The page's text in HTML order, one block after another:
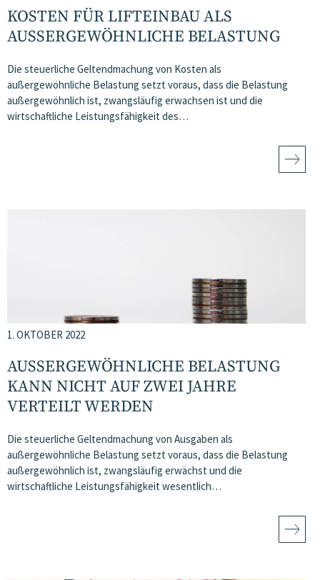
KOSTEN FÜR LIFTEINBAU ALS
AUSSERGEWÖHNLICHE BELASTUNG
Die steuerliche Geltendmachung von Kosten als
außergewöhnliche Belastung setzt voraus, dass die Belastung
außergewöhnlich ist, zwangsläufig erwachsen ist und die
wirtschaftliche Leistungsfähigkeit des…
1. OKTOBER 2022
AUSSERGEWÖHNLICHE BELASTUNG K
ANN NICHT AUF ZWEI JAHRE V
ERTEILT WERDEN
Die steuerliche Geltendmachung von Ausgaben als
außergewöhnliche Belastung setzt voraus, dass die Belastung
außergewöhnlich ist, zwangsläufig erwächst und die
wirtschaftliche Leistungsfähigkeit wesentlich…